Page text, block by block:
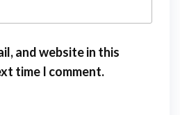
and website in this
time I comment.